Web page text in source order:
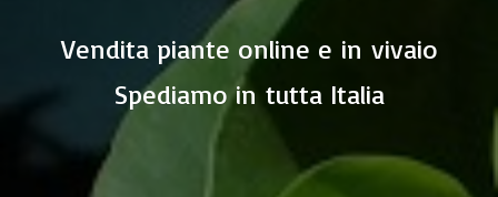
Vendita piante online e in vivaio
Spediamo in tutta Italia